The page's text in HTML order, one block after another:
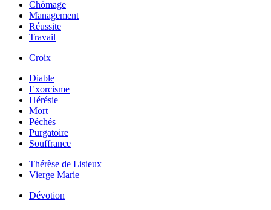
Chômage
Management
Réussite
Travail
Croix
Diable
Exorcisme
Hérésie
Mort
Péchés
Purgatoire
Souffrance
Thérèse de Lisieux
Vierge Marie
Dévotion